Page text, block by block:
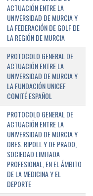
ACTUACIÓN ENTRE LA
UNIVERSIDAD DE MURCIA Y
LA FEDERACIÓN DE GOLF DE
LA REGIÓN DE MURCIA
PROTOCOLO GENERAL DE
ACTUACIÓN ENTRE LA
UNIVERSIDAD DE MURCIA Y
LA FUNDACIÓN UNICEF
COMITÉ ESPAÑOL
PROTOCOLO GENERAL DE
ACTUACIÓN ENTRE LA
UNIVERSIDAD DE MURCIA Y
DRES. RIPOLL Y DE PRADO,
SOCIEDAD LIMITADA
PROFESIONAL, EN EL ÁMBITO
DE LA MEDICINA Y EL
DEPORTE